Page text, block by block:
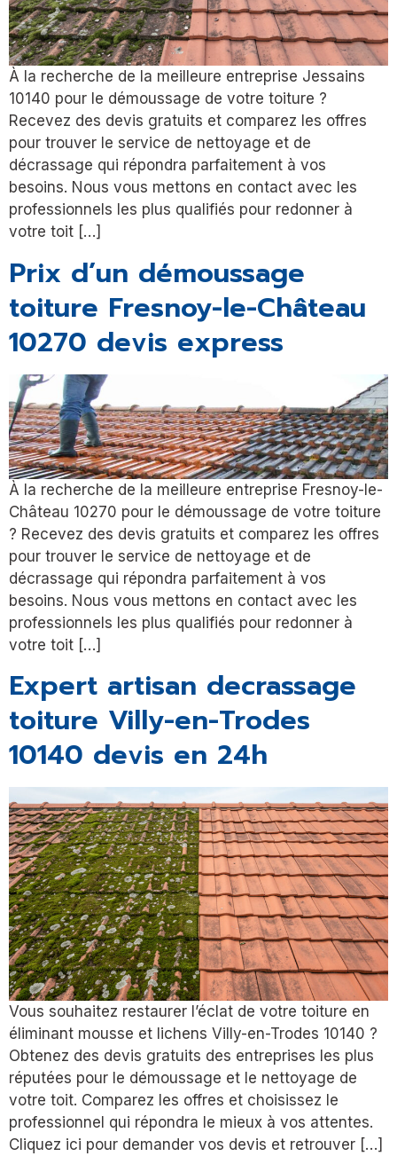
À la recherche de la meilleure entreprise Jessains
10140 pour le démoussage de votre toiture ?
Recevez des devis gratuits et comparez les offres
pour trouver le service de nettoyage et de
décrassage qui répondra parfaitement à vos
besoins. Nous vous mettons en contact avec les
professionnels les plus qualifiés pour redonner à
votre toit […]
Prix d’un démoussage
toiture Fresnoy-le-Château
10270 devis express
À la recherche de la meilleure entreprise Fresnoy-le-
Château 10270 pour le démoussage de votre toiture
? Recevez des devis gratuits et comparez les offres
pour trouver le service de nettoyage et de
décrassage qui répondra parfaitement à vos
besoins. Nous vous mettons en contact avec les
professionnels les plus qualifiés pour redonner à
votre toit […]
Expert artisan decrassage
toiture Villy-en-Trodes
10140 devis en 24h
Vous souhaitez restaurer l’éclat de votre toiture en
éliminant mousse et lichens Villy-en-Trodes 10140 ?
Obtenez des devis gratuits des entreprises les plus
réputées pour le démoussage et le nettoyage de
votre toit. Comparez les offres et choisissez le
professionnel qui répondra le mieux à vos attentes.
Cliquez ici pour demander vos devis et retrouver […]